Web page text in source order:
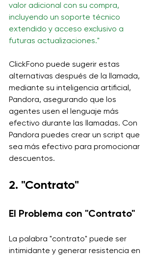
valor adicional con su compra,
incluyendo un soporte técnico
extendido y acceso exclusivo a
futuras actualizaciones."
ClickFono puede sugerir estas
alternativas después de la llamada,
mediante su inteligencia artificial,
Pandora, asegurando que los
agentes usen el lenguaje más
efectivo durante las llamadas. Con
Pandora puedes crear un script que
sea más efectivo para promocionar
descuentos.
2. "Contrato"
El Problema con "Contrato"
La palabra "contrato" puede ser
intimidante y generar resistencia en